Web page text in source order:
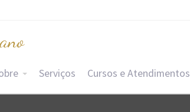
Serviços Cursos e Atendimentos